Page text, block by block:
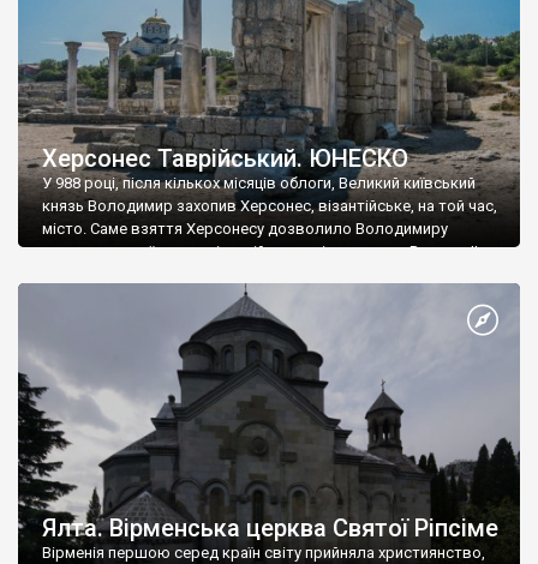
Херсонес Таврійський. ЮНЕСКО
У 988 році, після кількох місяців облоги, Великий київський
князь Володимир захопив Херсонес, візантійське, на той час,
місто. Саме взяття Херсонесу дозволило Володимиру
диктувати свої умови візантійському імператору Василю ІІ, та
Херсонесі Володимир-язичник, став Василем-християнином.
А потім було Хрещення Русі. На честь Херсонесу Таврійського
Ялта. Вірменська церква Святої Ріпсіме
Вірменія першою серед країн світу прийняла християнство,